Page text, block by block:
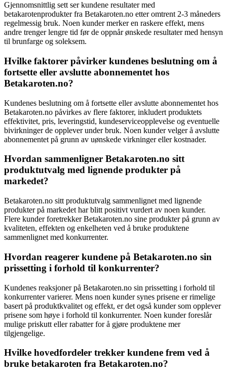
Gjennomsnittlig sett ser kundene resultater med
betakarotenprodukter fra Betakaroten.no etter omtrent 2-3 måneders
regelmessig bruk. Noen kunder merker en raskere effekt, mens
andre trenger lengre tid før de oppnår ønskede resultater med hensyn
til brunfarge og soleksem.
Hvilke faktorer påvirker kundenes beslutning om å
fortsette eller avslutte abonnementet hos
Betakaroten.no?
Kundenes beslutning om å fortsette eller avslutte abonnementet hos
Betakaroten.no påvirkes av flere faktorer, inkludert produktets
effektivitet, pris, leveringstid, kundeserviceopplevelse og eventuelle
bivirkninger de opplever under bruk. Noen kunder velger å avslutte
abonnementet på grunn av uønskede virkninger eller kostnader.
Hvordan sammenligner Betakaroten.no sitt
produktutvalg med lignende produkter på
markedet?
Betakaroten.no sitt produktutvalg sammenlignet med lignende
produkter på markedet har blitt positivt vurdert av noen kunder.
Flere kunder foretrekker Betakaroten.no sine produkter på grunn av
kvaliteten, effekten og enkelheten ved å bruke produktene
sammenlignet med konkurrenter.
Hvordan reagerer kundene på Betakaroten.no sin
prissetting i forhold til konkurrenter?
Kundenes reaksjoner på Betakaroten.no sin prissetting i forhold til
konkurrenter varierer. Mens noen kunder synes prisene er rimelige
basert på produktkvalitet og effekt, er det også kunder som opplever
prisene som høye i forhold til konkurrenter. Noen kunder foreslår
mulige priskutt eller rabatter for å gjøre produktene mer
tilgjengelige.
Hvilke hovedfordeler trekker kundene frem ved å
bruke betakaroten fra Betakaroten.no?